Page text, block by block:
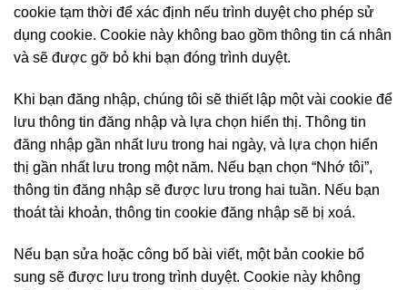
cookie tạm thời để xác định nếu trình duyệt cho phép sử
dụng cookie. Cookie này không bao gồm thông tin cá nhân
và sẽ được gỡ bỏ khi bạn đóng trình duyệt.
Khi bạn đăng nhập, chúng tôi sẽ thiết lập một vài cookie để
lưu thông tin đăng nhập và lựa chọn hiển thị. Thông tin
đăng nhập gần nhất lưu trong hai ngày, và lựa chọn hiển
thị gần nhất lưu trong một năm. Nếu bạn chọn “Nhớ tôi”,
thông tin đăng nhập sẽ được lưu trong hai tuần. Nếu bạn
thoát tài khoản, thông tin cookie đăng nhập sẽ bị xoá.
Nếu bạn sửa hoặc công bố bài viết, một bản cookie bổ
sung sẽ được lưu trong trình duyệt. Cookie này không